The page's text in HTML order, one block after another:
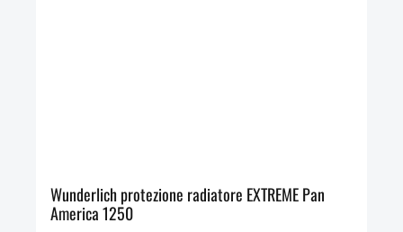
Wunderlich protezione radiatore EXTREME Pan
America 1250